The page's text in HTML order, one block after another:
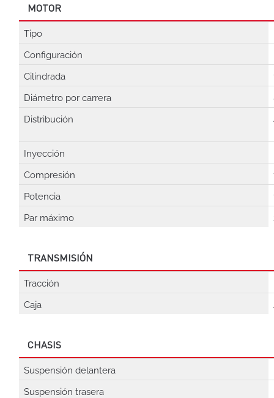
MOTOR
Tipo
Configuración
Cilindrada
Diámetro por carrera
Distribución
Inyección
Compresión
Potencia
Par máximo
TRANSMISIÓN
Tracción
Caja
CHASIS
Suspensión delantera
Suspensión trasera